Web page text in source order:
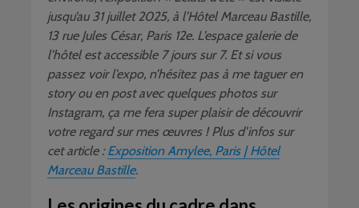
jusqu’au 31 juillet 2025, à l’Hôtel Marceau Bastille,
13 rue Jules César, Paris 12e. L’espace galerie de
l’hôtel est accessible 7 jours sur 7. Et si vous
passez voir l’expo, n’hésitez pas à me taguer en
story ou en post avec quelques photos sur
Instagram, ça me fera super plaisir de découvrir
votre regard sur mes œuvres ! Plus d’infos sur
cet article :Exposition Amylee, Paris | Hôtel
Marceau Bastille.